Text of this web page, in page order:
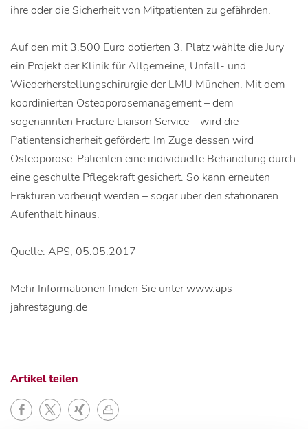
ihre oder die Sicherheit von Mitpatienten zu gefährden.
Auf den mit 3.500 Euro dotierten 3. Platz wählte die Jury
ein Projekt der Klinik für Allgemeine, Unfall- und
Wiederherstellungschirurgie der LMU München. Mit dem
koordinierten Osteoporosemanagement – dem
sogenannten Fracture Liaison Service – wird die
Patientensicherheit gefördert: Im Zuge dessen wird
Osteoporose-Patienten eine individuelle Behandlung durch
eine geschulte Pflegekraft gesichert. So kann erneuten
Frakturen vorbeugt werden – sogar über den stationären
Aufenthalt hinaus.
Quelle: APS, 05.05.2017
Mehr Informationen finden Sie unter www.aps-
jahrestagung.de
Artikel teilen